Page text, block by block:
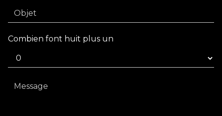
Combien font huit plus un